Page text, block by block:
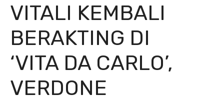
VITALI KEMBALI
BERAKTING DI
‘VITA DA CARLO’,
VERDONE